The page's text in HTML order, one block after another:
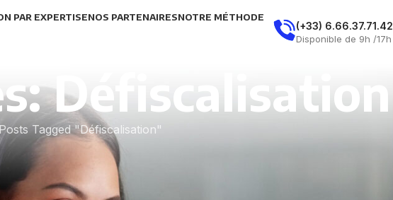
PAR EXPERTISENOS PARTENAIRESNOTRE MÉTHODE
(+33) 6.66.37.71.42
Disponible de 9h /17h
Défiscalisation
Tagged "Défiscalisation"